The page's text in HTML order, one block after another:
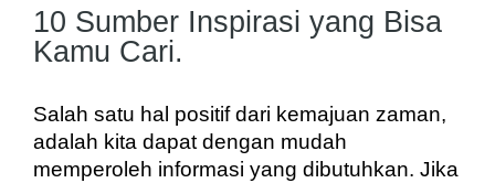
10 Sumber Inspirasi yang Bisa
Kamu Cari.
Salah satu hal positif dari kemajuan zaman,
adalah kita dapat dengan mudah
memperoleh informasi yang dibutuhkan. Jika